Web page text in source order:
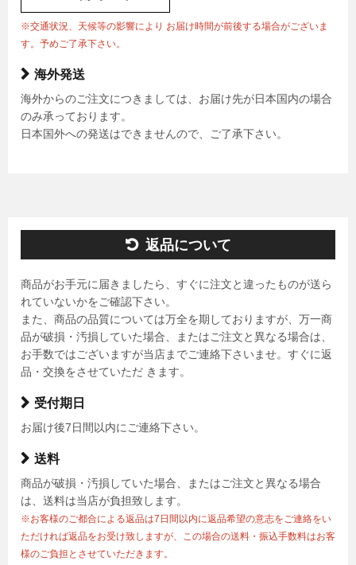
※交通状況、天候等の影響により お届け時間が前後する場合がございま
す。予めご了承下さい。
海外発送
海外からのご注文につきましては、お届け先が日本国内の場合
のみ承っております。
日本国外への発送はできませんので、ご了承下さい。
返品について
商品がお手元に届きましたら、すぐに注文と違ったものが送ら
れていないかをご確認下さい。
また、商品の品質については万全を期しておりますが、万一商
品が破損・汚損していた場合、またはご注文と異なる場合は、
お手数ではございますが当店までご連絡下さいませ。すぐに返
品・交換をさせていただ きます。
受付期日
お届け後7日間以内にご連絡下さい。
送料
商品が破損・汚損していた場合、またはご注文と異なる場合
は、送料は当店が負担致します。
※お客様のご都合による返品は7日間以内に返品希望の意志をご連絡をい
ただければ返品をお受け致しますが、この場合の送料・振込手数料はお客
様のご負担とさせていただきます。